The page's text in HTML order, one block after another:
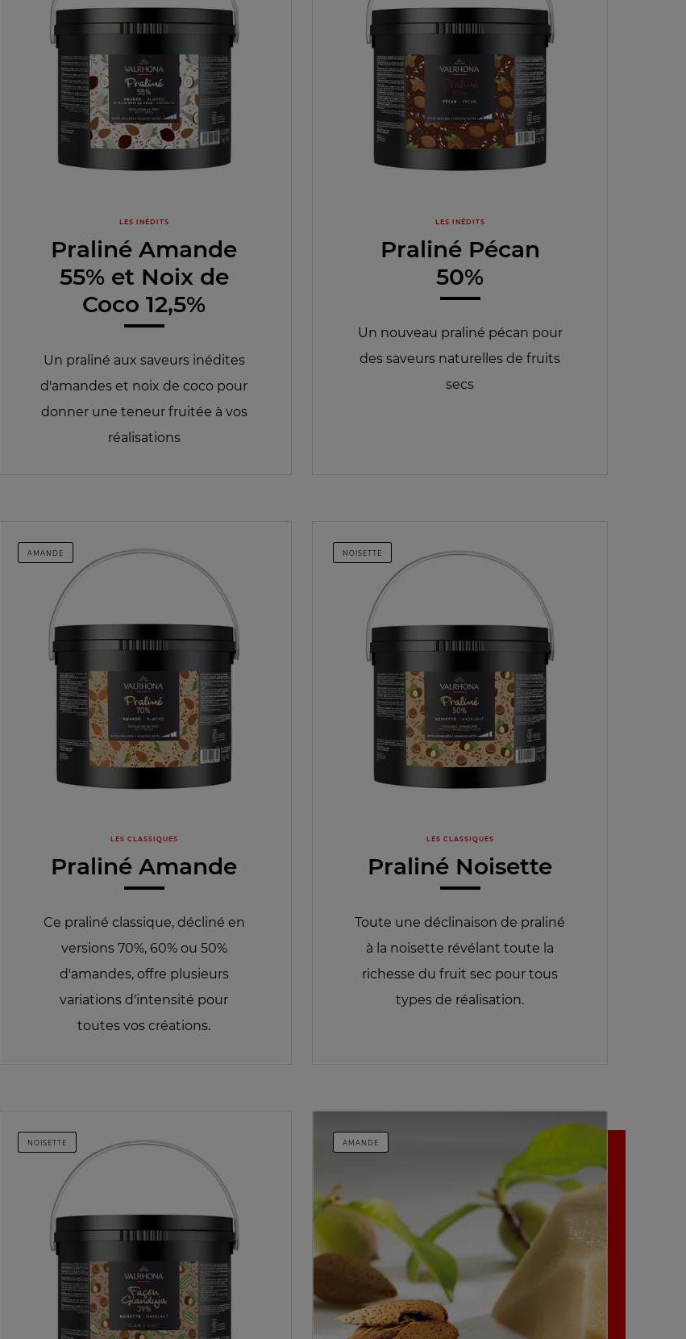
LES INÉDITS
Praliné Amande
55% et Noix de
Coco 12,5%
Un praliné aux saveurs inédites
d'amandes et noix de coco pour
donner une teneur fruitée à vos
réalisations
LES INÉDITS
Praliné Pécan
50%
Un nouveau praliné pécan pour
des saveurs naturelles de fruits
secs
AMANDE
LES CLASSIQUES
Praliné Amande
Ce praliné classique, décliné en
versions 70%, 60% ou 50%
d'amandes, offre plusieurs
variations d'intensité pour
toutes vos créations.
NOISETTE
LES CLASSIQUES
Praliné Noisette
Toute une déclinaison de praliné
à la noisette révélant toute la
richesse du fruit sec pour tous
types de réalisation.
NOISETTE AMANDE